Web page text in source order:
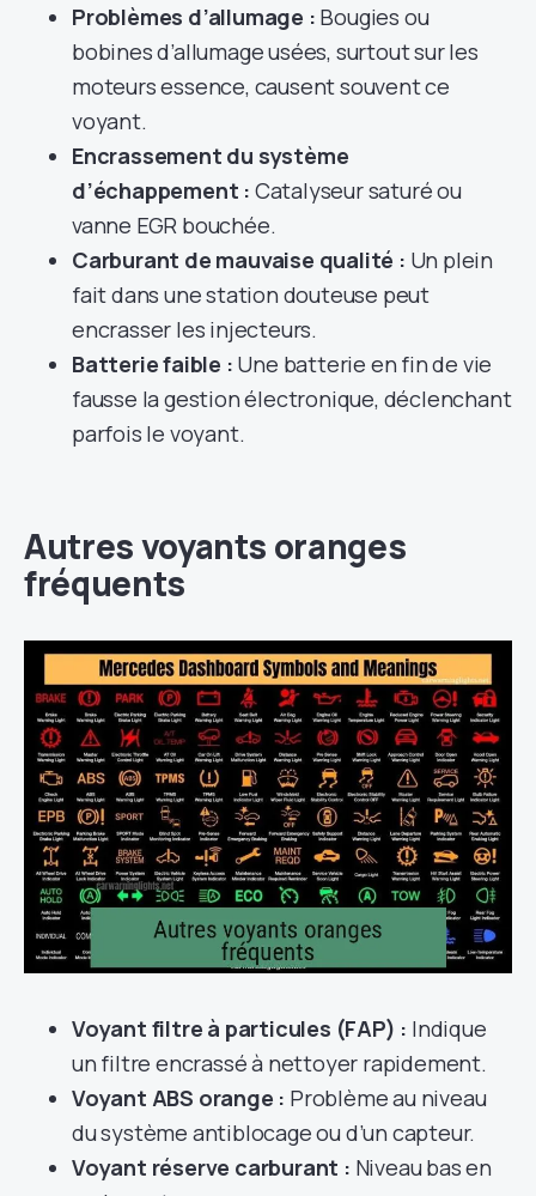
Problèmes d’allumage : Bougies ou
bobines d’allumage usées, surtout sur les
moteurs essence, causent souvent ce
voyant.
Encrassement du système
d’échappement : Catalyseur saturé ou
vanne EGR bouchée.
Carburant de mauvaise qualité : Un plein
fait dans une station douteuse peut
encrasser les injecteurs.
Batterie faible : Une batterie en fin de vie
fausse la gestion électronique, déclenchant
parfois le voyant.
Autres voyants oranges
fréquents
Voyant filtre à particules (FAP) : Indique
un filtre encrassé à nettoyer rapidement.
Voyant ABS orange : Problème au niveau
du système antiblocage ou d’un capteur.
Voyant réserve carburant : Niveau bas en